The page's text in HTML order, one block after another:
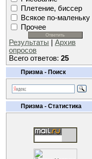
Плетение, биссер
Всякое по-маленьку
Прочее
Результаты
Архив
опросов
Всего ответов: 25
Призма - Поиск
Призма - Статистика